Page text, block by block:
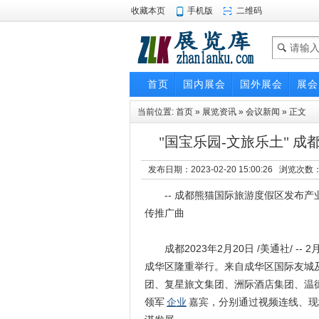
收藏本页 手机版 二维码
首页 国内展会 国外展会 展
当前位置: 首页 » 展览资讯 » 会议新闻 » 正文
"国宝乐园-文旅乐土" 成
发布日期：2023-02-20 15:00:26 浏览次数
-- 成都熊猫国际旅游度假区发布产
传推广曲
成都2023年2月20日 /美通社/ -- 2月
成华区隆重举行。来自成华区国际友
团、复星旅文集团、洲际酒店集团、
领军企业 嘉宾，分别通过视频连线、